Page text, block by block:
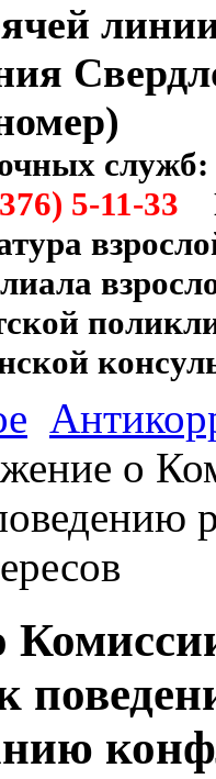
служб:
5-11-33
о